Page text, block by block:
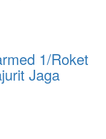
1/Roket
Jaga